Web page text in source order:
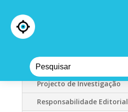
Missão e Objectivos
Projecto de Investigação
Responsabilidade Editorial